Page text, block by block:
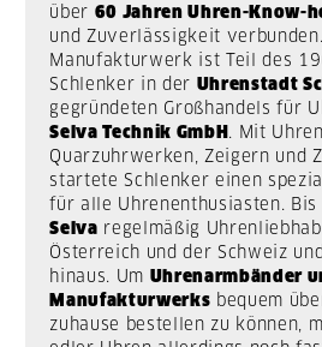
über 60 Jahren Uhren-Know-
und Zuverlässigkeit
Manufakturwerk ist Teil des
Schlenker in der Uhrenstadt
gegründeten Großhandels für
Selva Technik GmbH . Mit
Quarzuhrwerken, Zeigern und
startete Schlenker einen
für alle Uhrenenthusiasten.
Selva regelmäßig
Österreich und der Schweiz
hinaus. Um Uhrenarmbänder
Manufakturwerks bequem
zuhause bestellen zu können,